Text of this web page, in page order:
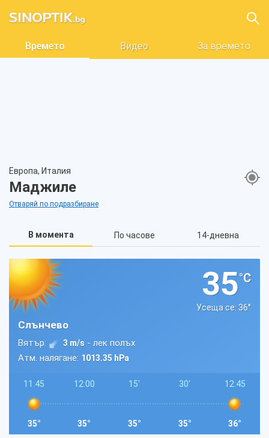
Времето Видео За времето
Европа, Италия
Маджиле
Отваряй по подразбиране
В момента По часове 14-дневна
35°C
Усеща се: 36°
Слънчево
Вятър: 3 m/s - лек полъх
Атм. налягане: 1013.35 hPa
11:45
35°
12:00
35°
15'
35°
30'
35°
12:45
36°